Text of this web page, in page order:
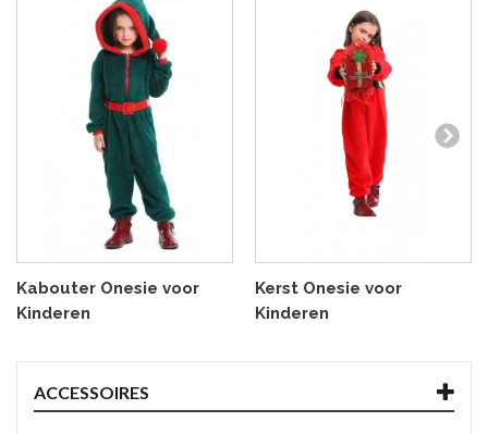
Kabouter Onesie voor
Kinderen
Kerst Onesie voor
Kinderen
ACCESSOIRES